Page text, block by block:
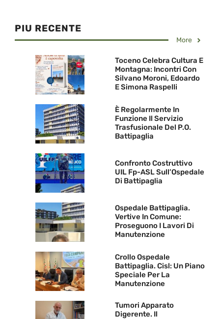
PIU RECENTE
More
Toceno Celebra Cultura E
Montagna: Incontri Con
Silvano Moroni, Edoardo
E Simona Raspelli
È Regolarmente In
Funzione Il Servizio
Trasfusionale Del P.O.
Battipaglia
Confronto Costruttivo
UIL Fp-ASL Sull’Ospedale
Di Battipaglia
Ospedale Battipaglia.
Vertive In Comune:
Proseguono I Lavori Di
Manutenzione
Crollo Ospedale
Battipaglia. Cisl: Un Piano
Speciale Per La
Manutenzione
Tumori Apparato
Digerente. Il